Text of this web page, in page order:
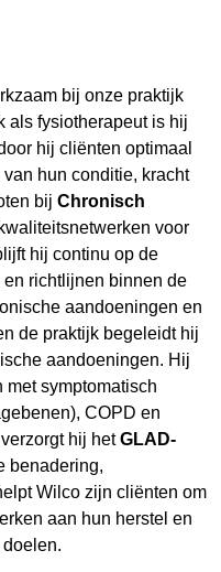
bij onze praktijk
als fysiotherapeut is hij
hij cliënten optimaal
hun conditie, kracht
bij Chronisch
voor
hij continu op de
richtlijnen binnen de
aandoeningen en
de praktijk begeleidt hij
aandoeningen. Hij
met symptomatisch
COPD en
hij hetGLAD-
benadering,
Wilco zijn cliënten om
aan hun herstel en